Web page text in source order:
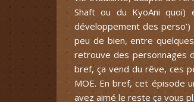
Shaft ou du KyoAni quoi)
développement des
peu de bien, entre
retrouve des personnages
bref, ça vend du rêve, ces
MOE. En bref, cet épisode
avez aimé le reste ça vous